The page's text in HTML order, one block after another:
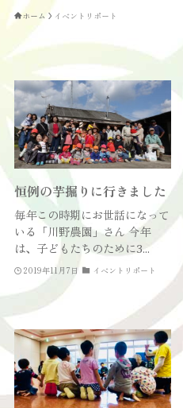
ホーム イベントリポート
恒例の芋掘りに行きました
毎年この時期にお世話になって
いる「川野農園」さん 今年
は、子どもたちのために3...
2019年11月7日 イベントリポート